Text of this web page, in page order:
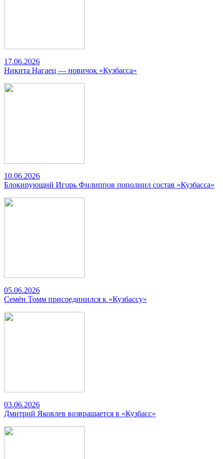
17.06.2026
Никита Нагаец — новичок «Кузбасса»
10.06.2026
Блокирующий Игорь Филиппов пополнил состав «Кузбасса»
05.06.2026
Семён Томм присоединился к «Кузбассу»
03.06.2026
Дмитрий Яковлев возвращается в «Кузбасс»